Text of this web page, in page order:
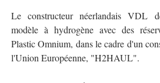
Le constructeur néerlandais VDL
modèle à hydrogène avec des
Plastic Omnium, dans le cadre d'un
l'Union Européenne, "H2HAUL".